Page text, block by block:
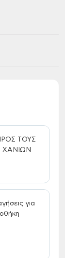
ΤΟΥΣ
ΧΑΝΙΩΝ
για